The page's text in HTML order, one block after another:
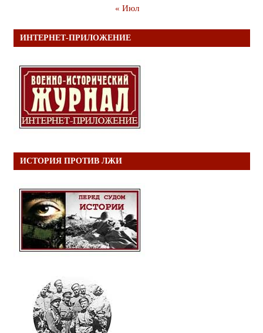
« Июл
ИНТЕРНЕТ-ПРИЛОЖЕНИЕ
ИСТОРИЯ ПРОТИВ ЛЖИ